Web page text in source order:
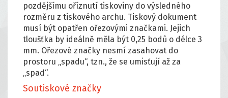
pozdějšímu oříznutí tiskoviny do výsledného
rozměru z tiskového archu. Tiskový dokument
musí být opatřen ořezovými značkami. Jejich
tloušťka by ideálně měla být 0,25 bodů o délce 3
mm. Ořezové značky nesmí zasahovat do
prostoru „spadu“, tzn., že se umisťují až za
„spad“.
Soutiskové značky